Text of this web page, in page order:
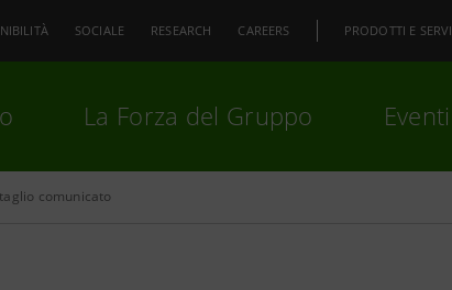
SOCIALE RESEARCH CAREERS PRODOTTI E
La Forza del Gruppo
comunicato